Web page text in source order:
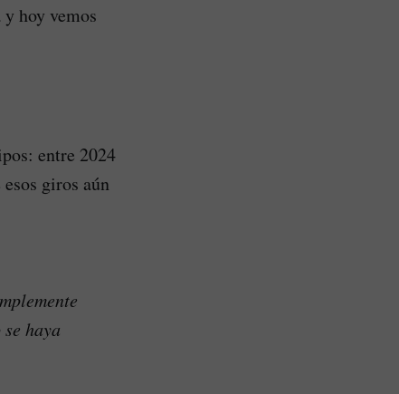
hoy vemos
entre 2024
giros aún
haya